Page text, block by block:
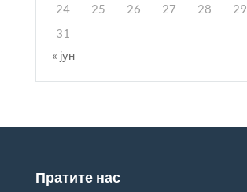
24
25 26 27 28 29
31
« јун
Пратите нас